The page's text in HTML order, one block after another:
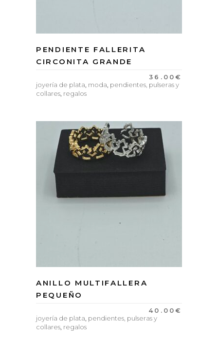
PENDIENTE FALLERITA
CIRCONITA GRANDE
36.00€
joyería de plata, moda, pendientes, pulseras y
collares, regalos
ANILLO MULTIFALLERA
PEQUEÑO
40.00€
joyería de plata, pendientes, pulseras y
collares, regalos